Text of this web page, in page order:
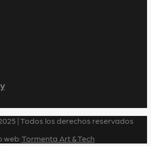
| Todos los derechos reservados
web:Tormenta Art & Tech